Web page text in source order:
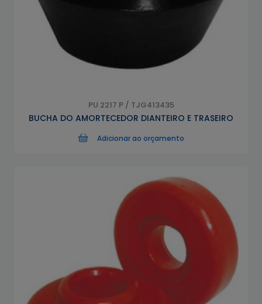
PU 2217 P / TJG413435
BUCHA DO AMORTECEDOR DIANTEIRO E TRASEIRO
Adicionar ao orçamento